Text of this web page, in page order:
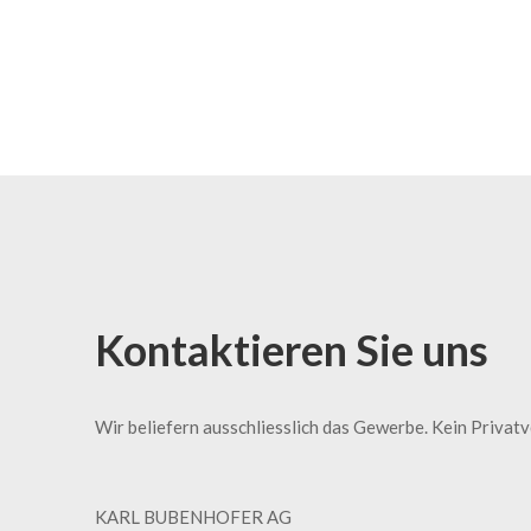
Kontaktieren Sie uns
Wir beliefern ausschliesslich das Gewerbe. Kein
KARL BUBENHOFER AG